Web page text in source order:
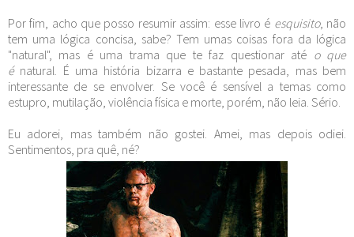
Por fim, acho que posso resumir assim: esse livro é esquisito, não
tem uma lógica concisa, sabe? Tem umas coisas fora da lógica
"natural", mas é uma trama que te faz questionar até o que
énatural. É uma história bizarra e bastante pesada, mas bem
interessante de se envolver. Se você é sensível a temas como
estupro, mutilação, violência física e morte, porém, não leia. Sério.
Eu adorei, mas também não gostei. Amei, mas depois odiei.
Sentimentos, pra quê, né?